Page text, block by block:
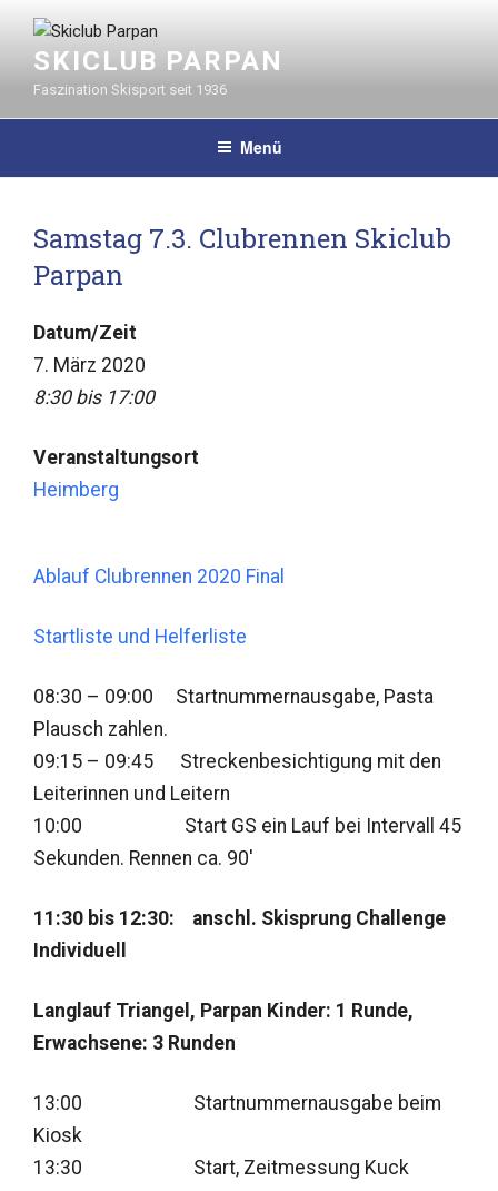
Inhalt
springenSKICLUB PARPAN
Faszination Skisport seit 1936
Menü
Samstag 7.3. Clubrennen Skiclub
Parpan
Datum/Zeit
7. März 2020
8:30 bis 17:00
Veranstaltungsort
Heimberg
Ablauf Clubrennen 2020 Final
Startliste und Helferliste
08:30 – 09:00 Startnummernausgabe, Pasta
Plausch zahlen.
09:15 – 09:45 Streckenbesichtigung mit den
Leiterinnen und Leitern
10:00 Start GS ein Lauf bei Intervall 45
Sekunden. Rennen ca. 90′
11:30 bis 12:30: anschl. Skisprung Challenge
Individuell
Langlauf Triangel, Parpan Kinder: 1 Runde,
Erwachsene: 3 Runden
13:00 Startnummernausgabe beim
Kiosk
13:30 Start, Zeitmessung Kuck